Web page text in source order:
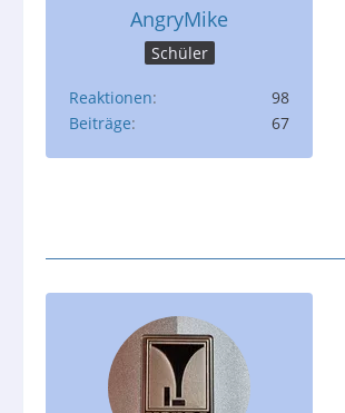
AngryMike
Schüler
Reaktionen
98
Beiträge
67